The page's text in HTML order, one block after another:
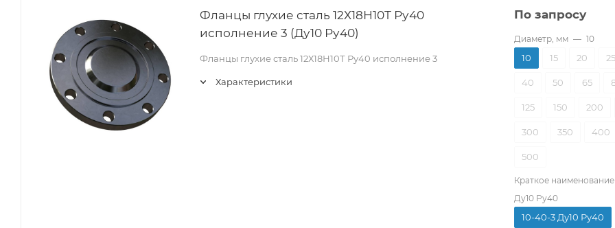
Фланцы глухие сталь 12Х18Н10Т Ру40
исполнение 3 (Ду10 Ру40)
Фланцы глухие сталь 12Х18Н10Т Ру40 исполнение 3
Характеристики
По запросу
Диаметр, мм — 10
10 15 20 25
40 50 65
125 150 200
300 350 400
500
Краткое наименование
Ду10 Ру40
10-40-3 Ду10 Ру40